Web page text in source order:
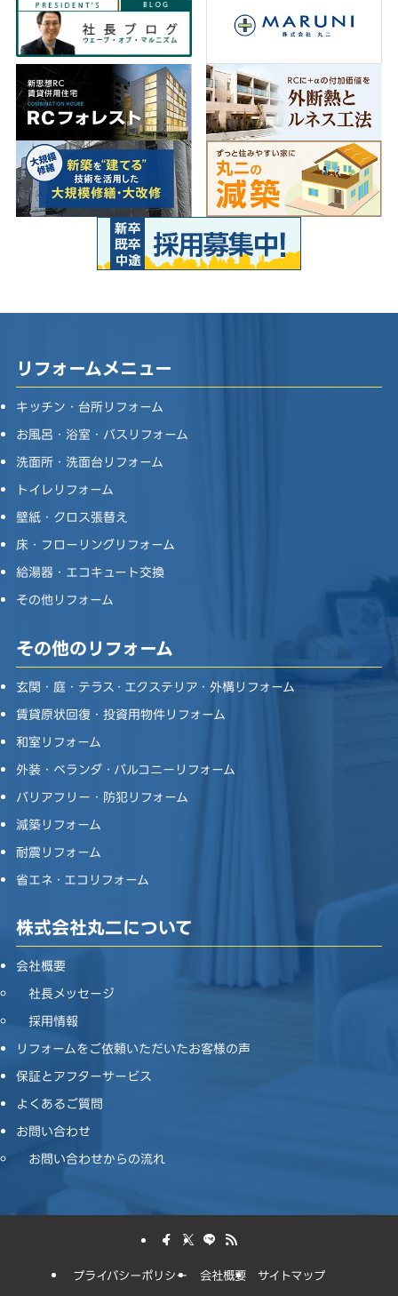
リフォームメニュー
キッチン・台所リフォーム
お風呂・浴室・バスリフォーム
洗面所・洗面台リフォーム
トイレリフォーム
壁紙・クロス張替え
床・フローリングリフォーム
給湯器・エコキュート交換
その他リフォーム
その他のリフォーム
玄関・庭・テラス・エクステリア・外構リフォーム
賃貸原状回復・投資用物件リフォーム
和室リフォーム
外装・ベランダ・バルコニーリフォーム
バリアフリー・防犯リフォーム
減築リフォーム
耐震リフォーム
省エネ・エコリフォーム
株式会社丸二について
会社概要
社長メッセージ
採用情報
リフォームをご依頼いただいたお客様の声
保証とアフターサービス
よくあるご質問
お問い合わせ
お問い合わせからの流れ
プライバシーポリシー 会社概要 サイトマップ